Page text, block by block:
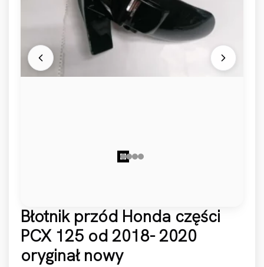
Błotnik przód Honda części
PCX 125 od 2018- 2020
oryginał nowy